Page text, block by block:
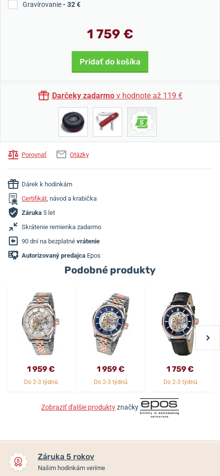
Gravírovanie- 32 €
1 759 €
Pridať do košíka
Darčeky zadarmov hodnote až 119 €
Porovnať Otázky
Dárek k hodinkám
Certifikát, návod a krabička
Záruka 5 let
Skrátenie remienka zadarmo
90 dní na bezplatné vrátenie
Autorizovaný predajca Epos
Podobné produkty
1 959 €
Do 2-3 týdnů
1 959 €
Do 2-3 týdnů
1 759 €
Do 2-3 týdnů
Zobraziť ďalšie produktyznačky
Záruka 5 rokov
Našim hodinkám veríme